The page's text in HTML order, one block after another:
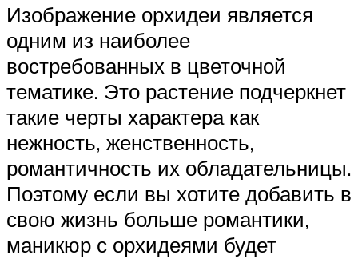
Изображение орхидеи является
одним из наиболее
востребованных в цветочной
тематике. Это растение подчеркнет
такие черты характера как
нежность, женственность,
романтичность их обладательницы.
Поэтому если вы хотите добавить в
свою жизнь больше романтики,
маникюр с орхидеями будет